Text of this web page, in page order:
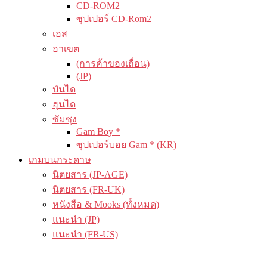
CD-ROM2
ซุปเปอร์ CD-Rom2
เอส
อาเขต
(การค้าของเถื่อน)
(JP)
บันได
ฮุนได
ซัมซุง
Gam Boy *
ซุปเปอร์บอย Gam * (KR)
เกมบนกระดาษ
นิตยสาร (JP-AGE)
นิตยสาร (FR-UK)
หนังสือ & Mooks (ทั้งหมด)
แนะนำ (JP)
แนะนำ (FR-US)